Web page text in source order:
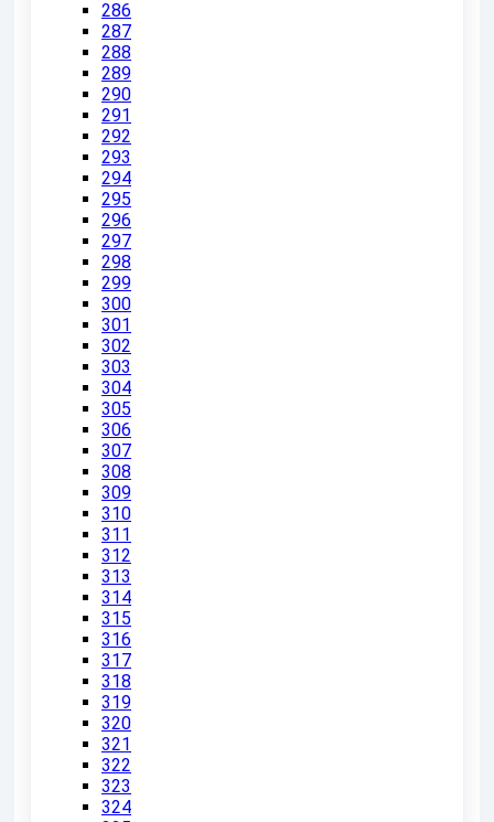
286
287
288
289
290
291
292
293
294
295
296
297
298
299
300
301
302
303
304
305
306
307
308
309
310
311
312
313
314
315
316
317
318
319
320
321
322
323
324